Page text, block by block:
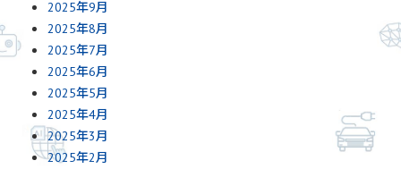
2025年9月
2025年8月
2025年7月
2025年6月
2025年5月
2025年4月
2025年3月
2025年2月